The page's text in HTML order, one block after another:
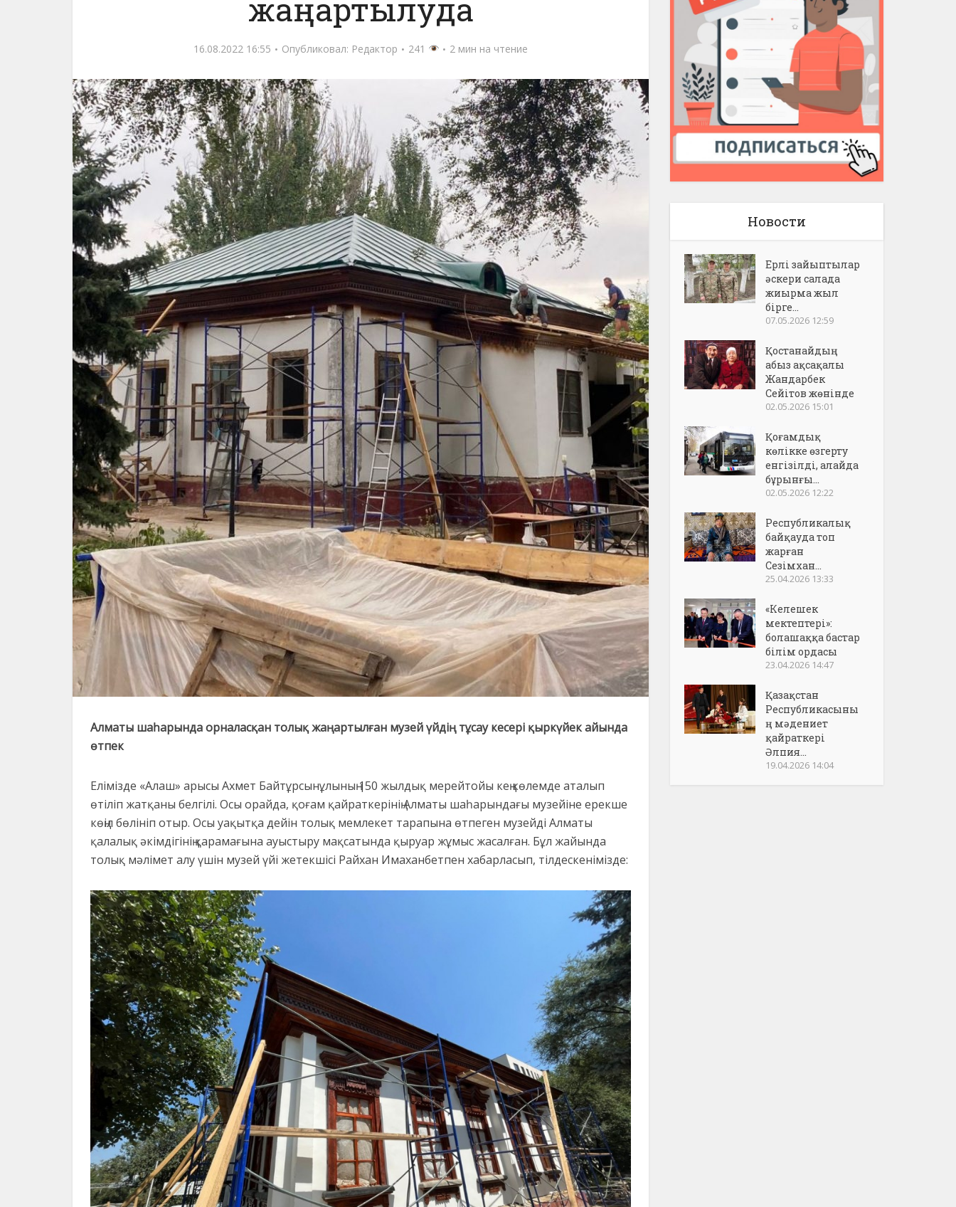
жаңартылуда
16.08.2022 16:55 Опубликовал: Редактор 241 2 мин на чтение
Алматы шаһарында орналасқан толық жаңартылған музей үйдің тұсау кесері қыркүйек айында
өтпек
Елімізде «Алаш» арысы Ахмет Байтұрсынұлының 150 жылдық мерейтойы кең көлемде аталып
өтіліп жатқаны белгілі. Осы орайда, қоғам қайраткерінің Алматы шаһарындағы музейіне ерекше
көңіл бөлініп отыр. Осы уақытқа дейін толық мемлекет тарапына өтпеген музейді Алматы
қалалық әкімдігінің қарамағына ауыстыру мақсатында қыруар жұмыс жасалған. Бұл жайында
толық мәлімет алу үшін музей үйі жетекшісі Райхан Имаханбетпен хабарласып, тілдескенімізде:
Новости
Ерлі зайыптылар
әскери салада
жиырма жыл
бірге...
07.05.2026 12:59
Қостанайдың
абыз ақсақалы
Жандарбек
Сейітов жөнінде
02.05.2026 15:01
Қоғамдық
көлікке өзгерту
енгізілді, алайда
бұрынғы...
02.05.2026 12:22
Республикалық
байқауда топ
жарған
Сезімхан...
25.04.2026 13:33
«Келешек
мектептері»:
болашаққа бастар
білім ордасы
23.04.2026 14:47
Қазақстан
Республикасыны
ң мәдениет
қайраткері
Әлпия...
19.04.2026 14:04